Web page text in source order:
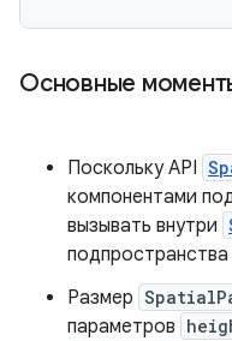
Основные
Поскольку API
компонентами
вызывать внутри
Размер
параметров